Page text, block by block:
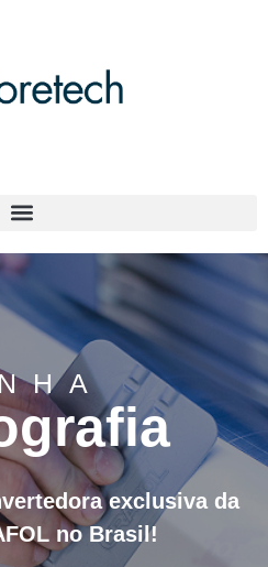
exclusiva da
no Brasil!